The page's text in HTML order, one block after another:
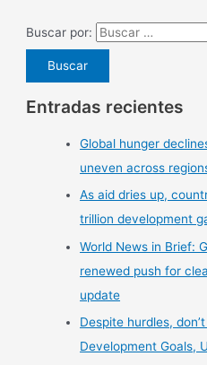
Buscar por:
Entradas recientes
Global hunger
uneven across
As aid dries up,
trillion development
World News in Brief:
renewed push for
update
Despite hurdles,
Development Goals,